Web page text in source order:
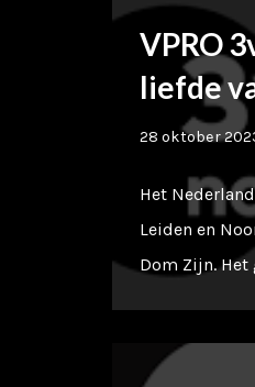
VPRO
liefde
28 oktober
Het
Leiden en
Dom Zijn.